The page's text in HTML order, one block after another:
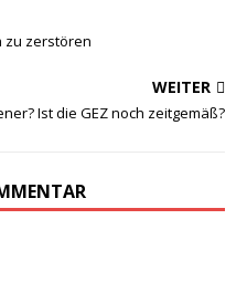
zu zerstören
WEITER
Ist die GEZ noch zeitgemäß?